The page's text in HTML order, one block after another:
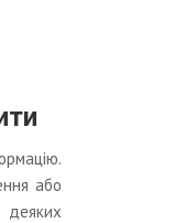
або
деяких